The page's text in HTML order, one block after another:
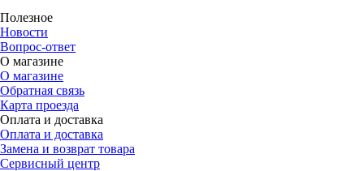
Полезное
Новости
Вопрос-ответ
О магазине
О магазине
Обратная связь
Карта проезда
Оплата и доставка
Оплата и доставка
Замена и возврат товара
Сервисный центр